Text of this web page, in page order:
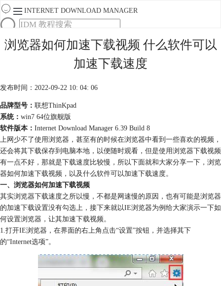
INTERNET DOWNLOAD MANAGER
首页
产品
购买
浏览器如何加速下载视频 什么软件可以
加速下载速度
发布时间：2022-09-22 10: 04: 06
品牌型号： 联想ThinKpad
系统： win7 64位旗舰版
软件版本： Internet Download Manager 6.39 Build 8
上网少不了使用浏览器，甚至有的时候在浏览器中看到一些喜欢的视频，
还会将其下载保存到电脑本地，以便随时观看，但是使用浏览器下载视频
有一点不好，那就是下载速度比较慢，所以下面就和大家分享一下，浏览
器如何加速下载视频，以及什么软件可以加速下载速度。
一、浏览器如何加速下载视频
其实浏览器下载速度之所以慢，不都是网速慢的原因，也有可能是浏览器
的加速下载设置没有勾选上，接下来就以IE浏览器为例给大家演示一下如
何设置浏览器，让其加速下载视频。
1.打开IE浏览器，在界面的右上角点击“设置”按钮，并选择其下
的“Internet选项”。